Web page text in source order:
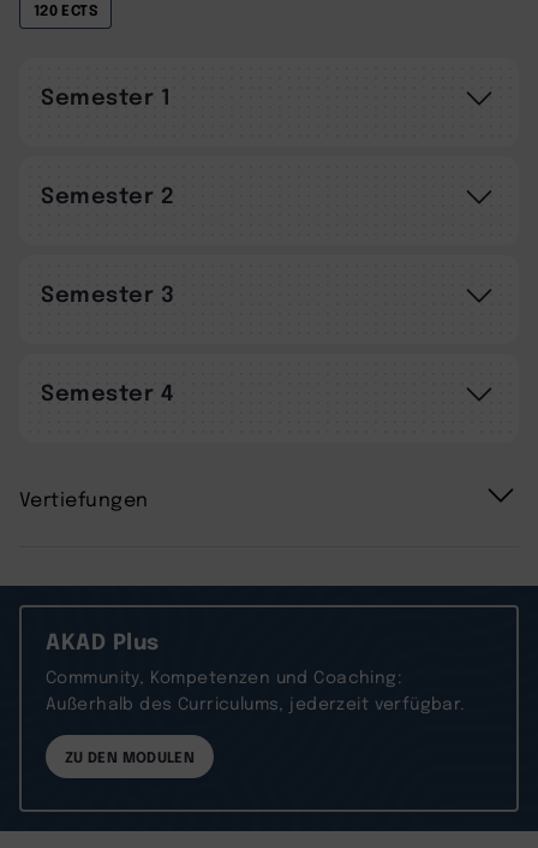
120 ECTS
Semester 1
Semester 2
Semester 3
Semester 4
Vertiefungen
AKAD Plus
Community, Kompetenzen und Coaching:
Außerhalb des Curriculums, jederzeit verfügbar.
ZU DEN MODULEN